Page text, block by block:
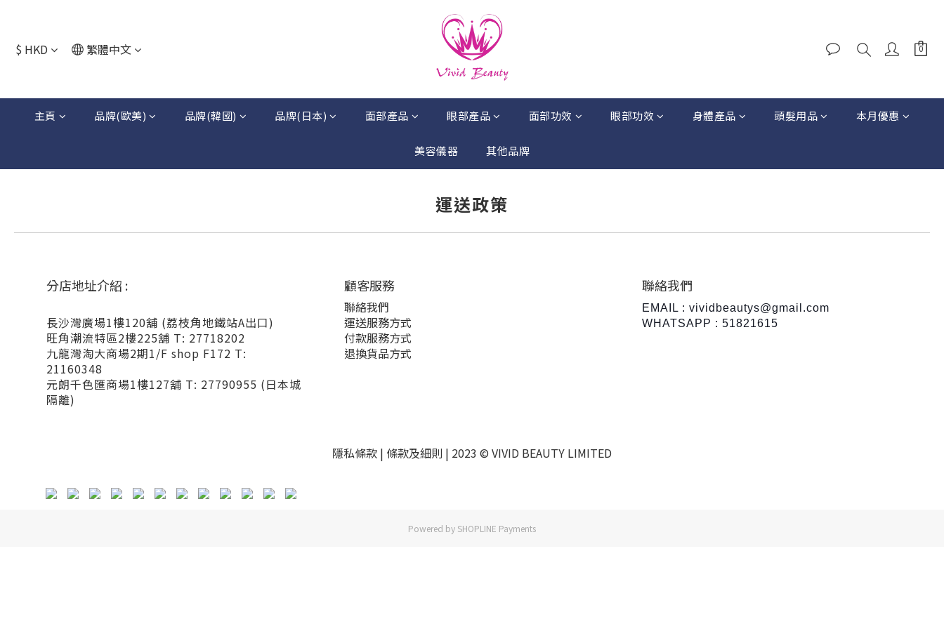
$ HKD 繁體中文
主頁 品牌(歐美) 品牌(韓國) 品牌(日本) 面部產品 眼部產品 面部功效 眼部功效 身體產品 頭髮用品 本月優惠
美容儀器 其他品牌
運送政策
分店地址介紹 :
長沙灣廣場1樓120舖 (荔枝角地鐵站A出口)
旺角潮流特區2樓225舖 T: 27718202
九龍灣淘大商場2期1/F shop F172 T:
21160348
元朗千色匯商場1樓127舖 T: 27790955 (日本城
隔離)
顧客服務
聯絡我們
運送服務方式
付款服務方式
退換貨品方式
聯絡我們
EMAIL : vividbeautys@gmail.com
WHATSAPP : 51821615
隱私條款 | 條款及細則 | 2023 © VIVID BEAUTY LIMITED
Powered by SHOPLINE Payments